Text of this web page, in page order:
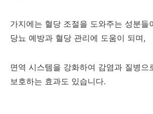
가지에는 혈당 조절을 도와주는 성분들
당뇨 예방과 혈당 관리에 도움이 되며,
면역 시스템을 강화하여 감염과 질병으
보호하는 효과도 있습니다.